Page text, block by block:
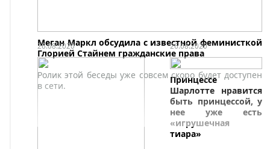
Меган Маркл обсудила с известной феминисткой
Глорией Стайнем гражданские права
Ролик этой беседы уже совсем скоро будет доступен
в сети.
26.08.2020 26.08.2020
Принцессе
Шарлотте нравится
быть принцессой, у
нее уже есть
«игрушечная
тиара»